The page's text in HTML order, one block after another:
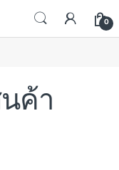
0
ค้า